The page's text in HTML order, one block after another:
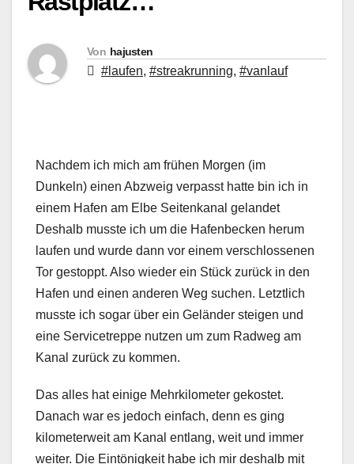
Von hajusten
#laufen, #streakrunning, #vanlauf
Nachdem ich mich am frühen Morgen (im
Dunkeln) einen Abzweig verpasst hatte bin ich in
einem Hafen am Elbe Seitenkanal gelandet
Deshalb musste ich um die Hafenbecken herum
laufen und wurde dann vor einem verschlossenen
Tor gestoppt. Also wieder ein Stück zurück in den
Hafen und einen anderen Weg suchen. Letztlich
musste ich sogar über ein Geländer steigen und
eine Servicetreppe nutzen um zum Radweg am
Kanal zurück zu kommen.
Das alles hat einige Mehrkilometer gekostet.
Danach war es jedoch einfach, denn es ging
kilometerweit am Kanal entlang, weit und immer
weiter. Die Eintönigkeit habe ich mir deshalb mit